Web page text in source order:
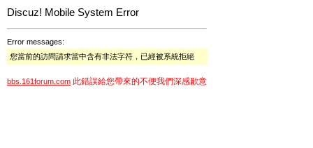
Discuz! Mobile System Error
Error messages:
您當前的訪問請求當中含有非法字符，已經被系統拒絕
bbs.161forum.com 此錯誤給您帶來的不便我們深感歉意